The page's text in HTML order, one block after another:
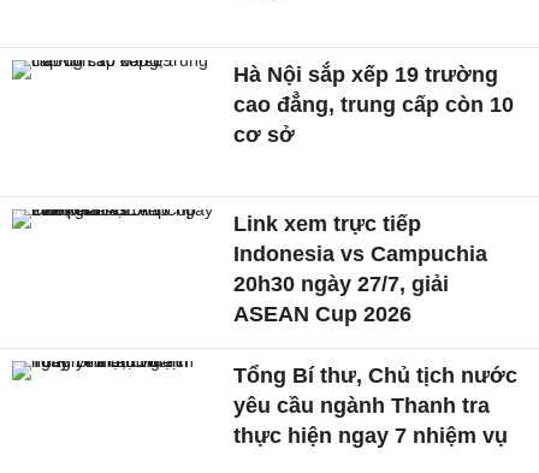
Hà Nội sắp xếp 19 trường
cao đẳng, trung cấp còn 10
cơ sở
Link xem trực tiếp
Indonesia vs Campuchia
20h30 ngày 27/7, giải
ASEAN Cup 2026
Tổng Bí thư, Chủ tịch nước
yêu cầu ngành Thanh tra
thực hiện ngay 7 nhiệm vụ